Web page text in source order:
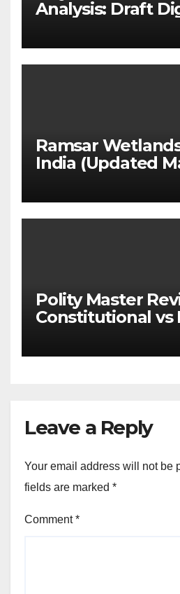
Analysis: Draft
Framework for
(UPSC GS 2 & GS
Ramsar
India (Updated
2026)
Polity Master
Constitutional vs
UPSC & MPSC
Leave a Reply
Your email address will not be
fields are marked *
Comment*